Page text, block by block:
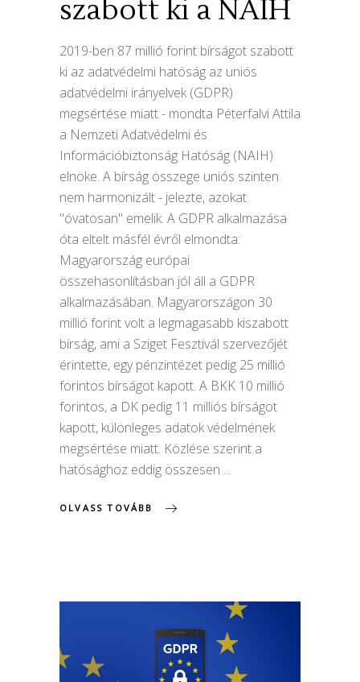
szabott ki a NAIH
2019-ben 87 millió forint bírságot szabott
ki az adatvédelmi hatóság az uniós
adatvédelmi irányelvek (GDPR)
megsértése miatt - mondta Péterfalvi Attila
a Nemzeti Adatvédelmi és
Információbiztonság Hatóság (NAIH)
elnöke. A bírság összege uniós szinten
nem harmonizált - jelezte, azokat
"óvatosan" emelik. A GDPR alkalmazása
óta eltelt másfél évről elmondta:
Magyarország európai
összehasonlításban jól áll a GDPR
alkalmazásában. Magyarországon 30
millió forint volt a legmagasabb kiszabott
bírság, ami a Sziget Fesztivál szervezőjét
érintette, egy pénzintézet pedig 25 millió
forintos bírságot kapott. A BKK 10 millió
forintos, a DK pedig 11 milliós bírságot
kapott, különleges adatok védelmének
megsértése miatt. Közlése szerint a
hatósághoz eddig összesen
OLVASS TOVÁBB